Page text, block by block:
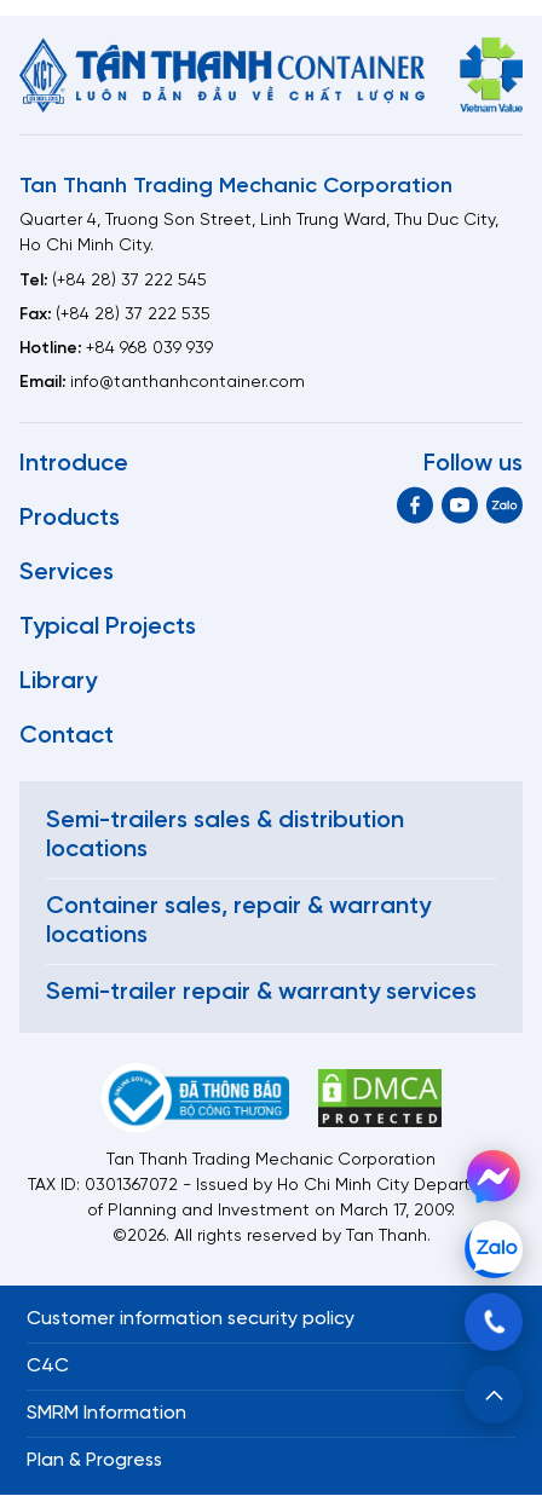
Tan Thanh Trading Mechanic Corporation
Quarter 4, Truong Son Street, Linh Trung Ward, Thu Duc City,
Ho Chi Minh City.
Tel: (+84 28) 37 222 545
Fax: (+84 28) 37 222 535
Hotline: +84 968 039 939
Email: info@tanthanhcontainer.com
Introduce
Products
Services
Typical Projects
Library
Contact
Follow us
Semi-trailers sales & distribution
locations
Container sales, repair & warranty
locations
Semi-trailer repair & warranty services
Tan Thanh Trading Mechanic Corporation
TAX ID: 0301367072 - Issued by Ho Chi Minh City Department
of Planning and Investment on March 17, 2009.
©2026. All rights reserved by Tan Thanh.
Customer information security policy
C4C
SMRM Information
Plan & Progress